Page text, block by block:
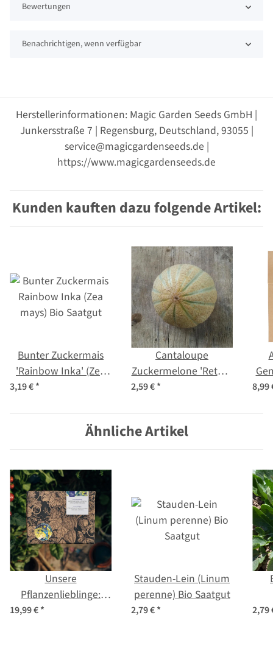
Bewertungen
Benachrichtigen, wenn verfügbar
Herstellerinformationen: Magic Garden Seeds GmbH |
Junkersstraße 7 | Regensburg, Deutschland, 93055 |
service@magicgardenseeds.de |
https://www.magicgardenseeds.de
Kunden kauften dazu folgende Artikel:
Bunter Zuckermais
'Rainbow Inka' (Zea
mays) Bio Saatgut
3,19 €*
Cantaloupe
Zuckermelone 'Retato
Degli Ortolani'
Saatgut
2,59 €* 8,99
Ähnliche Artikel
Unsere
Pflanzenlieblinge:
Kräuter & essbare
19,99 €*
Stauden-Lein (Linum
perenne) Bio Saatgut
2,79 €* 2,79